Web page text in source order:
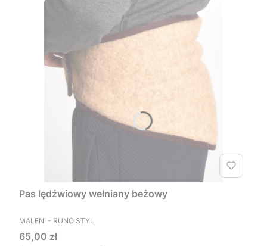
Pas lędźwiowy wełniany beżowy
PRODUCENT
MALENI - RUNO STYL
Cena
65,00 zł